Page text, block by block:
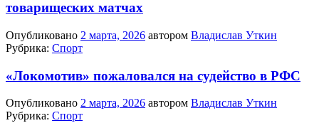
товарищеских матчах
Опубликовано 2 марта, 2026 автором Владислав Уткин
Рубрика: Спорт
«Локомотив» пожаловался на судейство в РФС
Опубликовано 2 марта, 2026 автором Владислав Уткин
Рубрика: Спорт